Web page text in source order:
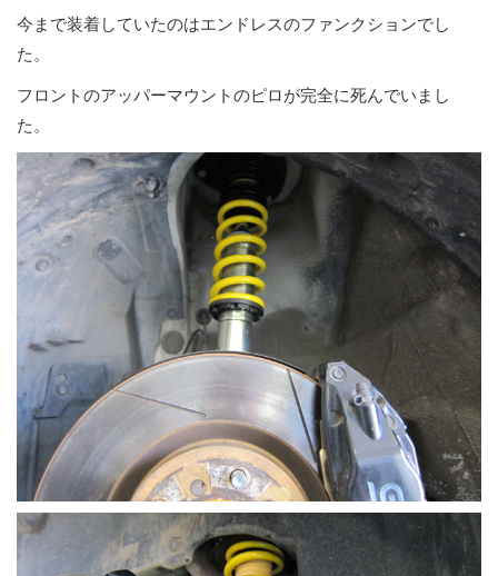
今まで装着していたのはエンドレスのファンクションでし
た。
フロントのアッパーマウントのピロが完全に死んでいまし
た。